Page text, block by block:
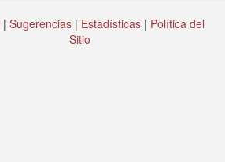
| Sugerencias | Estadísticas | Política del
Sitio